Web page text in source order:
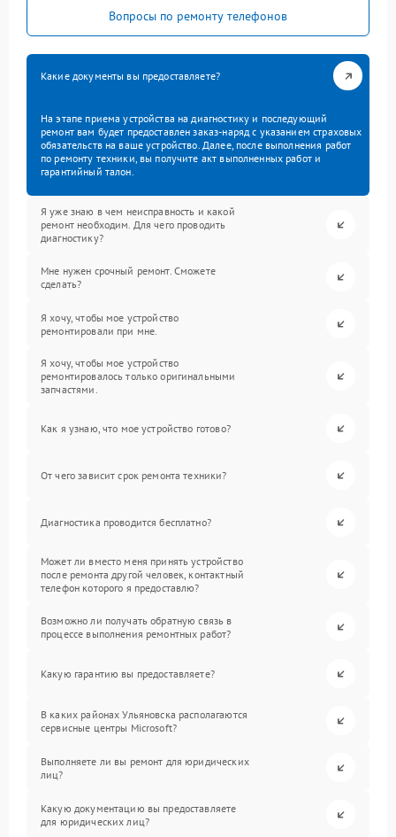
Вопросы по ремонту телефонов
Какие документы вы предоставляете?
На этапе приема устройства на диагностику и последующий
ремонт вам будет предоставлен заказ-наряд с указанием страховых
обязательств на ваше устройство. Далее, после выполнения работ
по ремонту техники, вы получите акт выполненных работ и
гарантийный талон.
Я уже знаю в чем неисправность и какой
ремонт необходим. Для чего проводить
диагностику?
Мне нужен срочный ремонт. Сможете
сделать?
Я хочу, чтобы мое устройство
ремонтировали при мне.
Я хочу, чтобы мое устройство
ремонтировалось только оригинальными
запчастями.
Как я узнаю, что мое устройство готово?
От чего зависит срок ремонта техники?
Диагностика проводится бесплатно?
Может ли вместо меня принять устройство
после ремонта другой человек, контактный
телефон которого я предоставлю?
Возможно ли получать обратную связь в
процессе выполнения ремонтных работ?
Какую гарантию вы предоставляете?
В каких районах Ульяновска располагаются
сервисные центры Microsoft?
Выполняете ли вы ремонт для юридических
лиц?
Какую документацию вы предоставляете
для юридических лиц?